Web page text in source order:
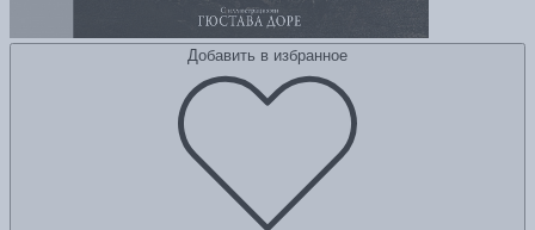
Добавить в избранное